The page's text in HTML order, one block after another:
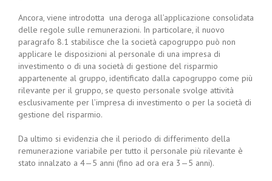
Ancora, viene introdotta una deroga all’applicazione consolidata
delle regole sulle remunerazioni. In particolare, il nuovo
paragrafo 8.1 stabilisce che la società capogruppo può non
applicare le disposizioni al personale di una impresa di
investimento o di una società di gestione del risparmio
appartenente al gruppo, identificato dalla capogruppo come più
rilevante per il gruppo, se questo personale svolge attività
esclusivamente per l’impresa di investimento o per la società di
gestione del risparmio.
Da ultimo si evidenzia che il periodo di differimento della
remunerazione variabile per tutto il personale più rilevante è
stato innalzato a 4—5 anni (fino ad ora era 3—5 anni).